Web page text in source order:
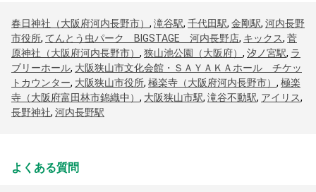
春日神社（大阪府河内長野市） , 滝谷駅, 千代田駅, 金剛駅, 河内長野
市役所, てんとう虫パーク BIGSTAGE 河内長野店, キックス, 菅
原神社（大阪府河内長野市） , 狭山池公園（大阪府） , 汐ノ宮駅, ラ
ブリーホール, 大阪狭山市文化会館・ＳＡＹＡＫＡホール チケッ
トカウンター, 大阪狭山市役所, 極楽寺（大阪府河内長野市） , 極楽
寺（大阪府富田林市錦織中） , 大阪狭山市駅, 滝谷不動駅, アイリス,
長野神社, 河内長野駅
よくある質問